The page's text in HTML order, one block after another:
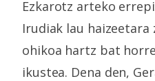
Ezkarotz arteko
Irudiak lau haizeetara
ohikoa hartz bat
ikustea. Dena den,